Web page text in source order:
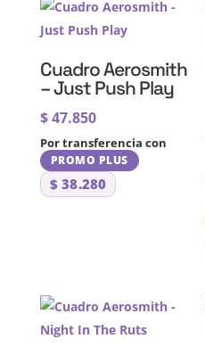
Cuadro Aerosmith
– Just Push Play
$47.850
Por transferencia con
PROMO PLUS
$ 38.280